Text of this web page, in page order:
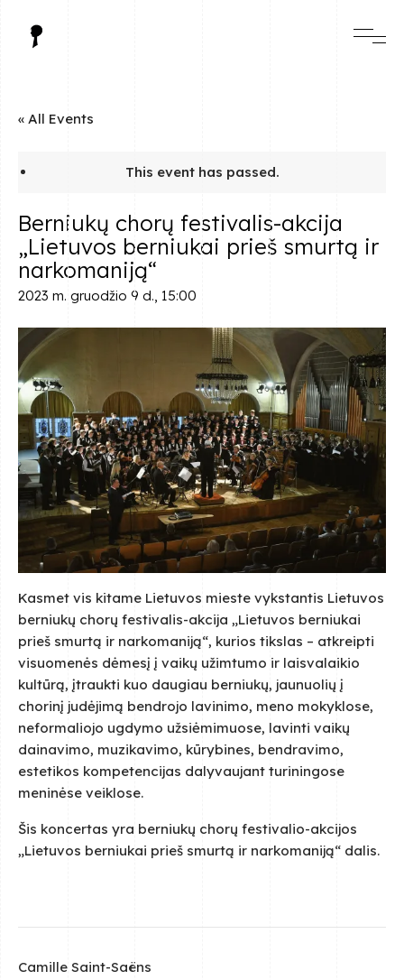
« All Events
This event has passed.
Berniukų chorų festivalis-akcija
„Lietuvos berniukai prieš smurtą ir
narkomaniją“
2023 m. gruodžio 9 d., 15:00
Kasmet vis kitame Lietuvos mieste vykstantis Lietuvos
berniukų chorų festivalis-akcija „Lietuvos berniukai
prieš smurtą ir narkomaniją“, kurios tikslas – atkreipti
visuomenės dėmesį į vaikų užimtumo ir laisvalaikio
kultūrą, įtraukti kuo daugiau berniukų, jaunuolių į
chorinį judėjimą bendrojo lavinimo, meno mokyklose,
neformaliojo ugdymo užsiėmimuose, lavinti vaikų
dainavimo, muzikavimo, kūrybines, bendravimo,
estetikos kompetencijas dalyvaujant turiningose
meninėse veiklose.
Šis koncertas yra berniukų chorų festivalio-akcijos
„Lietuvos berniukai prieš smurtą ir narkomaniją“ dalis.
Camille Saint-Saëns